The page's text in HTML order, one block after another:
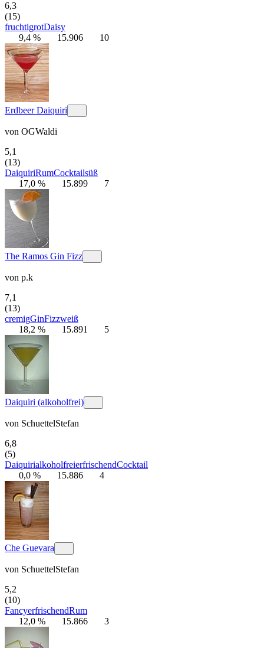
6,3
(15)
fruchtigrotDaisy
9,4 %
15.906 10
Erdbeer Daiquiri
von OGWaldi
5,1
(13)
DaiquiriRumCocktailsüß
17,0 %
15.899 7
The Ramos Gin Fizz
von p.k
7,1
(13)
cremigGinFizzweiß
18,2 %
15.891 5
Daiquiri (alkoholfrei)
von SchuettelStefan
6,8
(5)
DaiquirialkoholfreierfrischendCocktail
0,0 %
15.886 4
Che Guevara
von SchuettelStefan
5,2
(10)
FancyerfrischendRum
12,0 %
15.866 3